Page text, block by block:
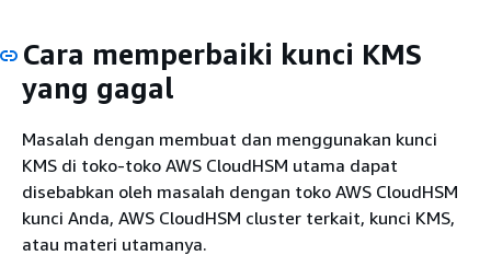
Cara memperbaiki kunci KMS
yang gagal
Masalah dengan membuat dan menggunakan kunci
KMS di toko-toko AWS CloudHSM utama dapat
disebabkan oleh masalah dengan toko AWS CloudHSM
kunci Anda, AWS CloudHSM cluster terkait, kunci KMS,
atau materi utamanya.